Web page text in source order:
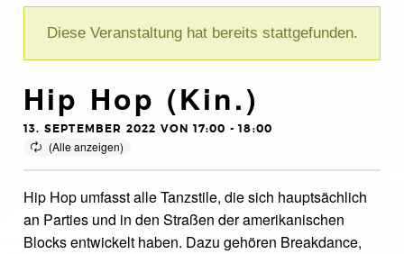
Diese Veranstaltung hat bereits stattgefunden.
Hip Hop (Kin.)
13. SEPTEMBER 2022 VON 17:00 -18:00
Hip Hop umfasst alle Tanzstile, die sich hauptsächlich
an Parties und in den Straßen der amerikanischen
Blocks entwickelt haben. Dazu gehören Breakdance,